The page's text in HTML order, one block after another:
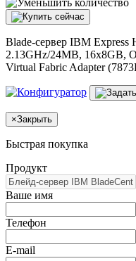
Blade-сервер IBM
2.13GHz/24MB, 16x8GB,
Virtual Fabric Adapter
×Закрыть
Быстрая покупка
Продукт
Ваше имя
Телефон
E-mail